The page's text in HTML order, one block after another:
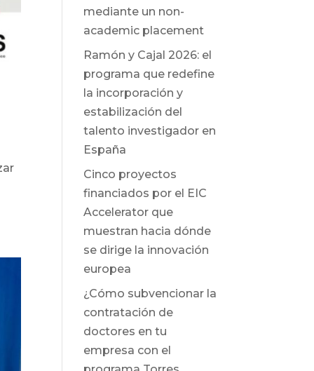
mediante un non-
academic placement
Ramón y Cajal 2026: el
programa que redefine
la incorporación y
estabilización del
talento investigador en
España
Cinco proyectos
financiados por el EIC
Accelerator que
muestran hacia dónde
se dirige la innovación
europea
¿Cómo subvencionar la
contratación de
doctores en tu
empresa con el